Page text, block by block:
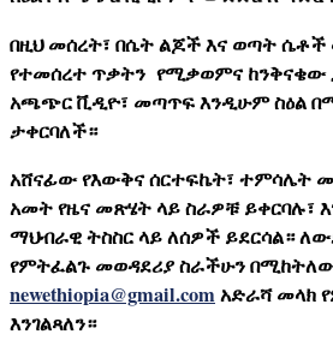
በዚህ መሰረት፣ በሴት ልጆች እና ወጣት ሴቶች
የተመሰረተ ጥቃትን የሚቃወምና ከንቅናቄው
አጫጭር ቪዲዮ፣ መጣጥፍ እንዲሁም ስዕል
ታቀርባለች።
አሸናፊው የእውቅና ሰርተፍኬት፣ ተምሳሌት
አመት የዜና መጽሄት ላይ ስራዎቹ ይቀርባሉ፣
ማህብራዊ ትስስር ላይ ለሰዎች ይደርሳል።
የምትፈልጉ መወዳደሪያ ስራችሁን
newethiopia@gmail.comአድራሻ መላክ
እንገልጻለን።